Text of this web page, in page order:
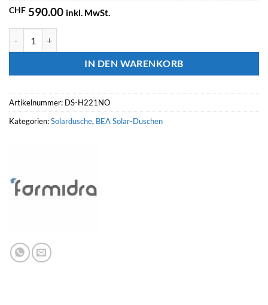
CHF 590.00 inkl. MwSt.
IN DEN WARENKORB
Artikelnummer: DS-H221NO
Kategorien:Solardusche, BEA Solar-Duschen